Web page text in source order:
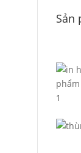
Sản